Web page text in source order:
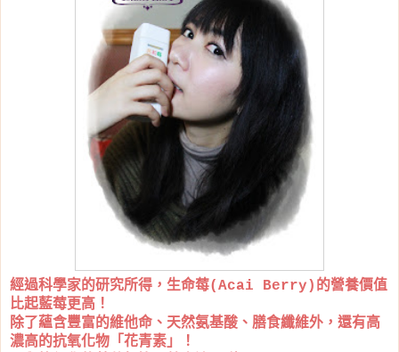
經過科學家的研究所得，生命莓(Acai Berry)的營養價值
比起藍莓更高！
除了蘊含豐富的維他命、天然氨基酸、膳食纖維外，還有高
濃高的抗氧化物「花青素」！